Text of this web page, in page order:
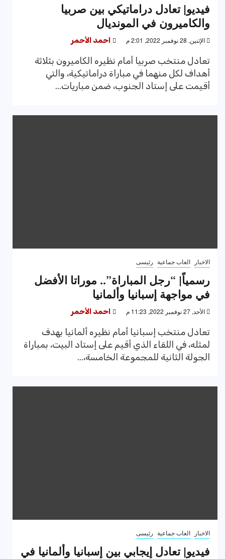
فيديو| تعادل دراماتيكي بين صربيا
والكاميرون في المونديال
الإثنين, 28 نوفمبر 2022, 2:01 م احمد الأحمر
تعادل منتخب صربيا أمام نظيره الكاميرون بثلاثة
أهداف لكل منهما في مباراة دراماتيكية، والتي
أقيمت على إستاد الجنوب، ضمن مباريات...
الاخبار العاب جماعية رئيسى
رسمياً| “رجل المباراة”.. موراتا الأفضل
في مواجهة إسبانيا وألمانيا
الأحد, 27 نوفمبر 2022, 11:23 م احمد الأحمر
تعادل منتخب إسبانيا أمام نظيره ألمانيا بهدف
لمثله، في اللقاء الذي أقيم على إستاد البيت، بمباراة
الجولة الثانية للمجموعة الخامسة،...
الاخبار العاب جماعية رئيسى
فيديو| تعادل إيجابي بين إسبانيا وألمانيا في